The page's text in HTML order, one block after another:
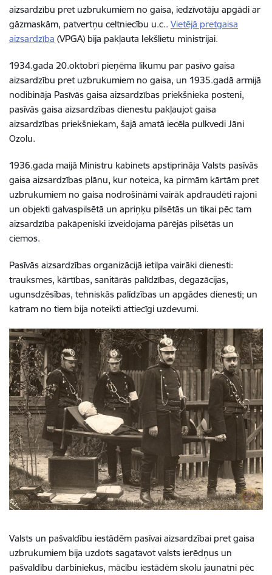
aizsardzību pret uzbrukumiem no gaisa, iedzīvotāju apgādi ar
gāzmaskām, patvertņu celtniecību u.c.. Vietējā pretgaisa
aizsardzība (VPGA) bija pakļauta Iekšlietu ministrijai.
1934.gada 20.oktobrī pieņēma likumu par pasīvo gaisa
aizsardzību pret uzbrukumiem no gaisa, un 1935.gadā armijā
nodibināja Pasīvās gaisa aizsardzības priekšnieka posteni,
pasīvās gaisa aizsardzības dienestu pakļaujot gaisa
aizsardzības priekšniekam, šajā amatā iecēla pulkvedi Jāni
Ozolu.
1936.gada maijā Ministru kabinets apstiprināja Valsts pasīvās
gaisa aizsardzības plānu, kur noteica, ka pirmām kārtām pret
uzbrukumiem no gaisa nodrošināmi vairāk apdraudēti rajoni
un objekti galvaspilsētā un apriņķu pilsētās un tikai pēc tam
aizsardzība pakāpeniski izveidojama pārējās pilsētās un
ciemos.
Pasīvās aizsardzības organizācijā ietilpa vairāki dienesti:
trauksmes, kārtības, sanitārās palīdzības, degazācijas,
ugunsdzēsības, tehniskās palīdzības un apgādes dienesti; un
katram no tiem bija noteikti attiecīgi uzdevumi.
Valsts un pašvaldību iestādēm pasīvai aizsardzībai pret gaisa
uzbrukumiem bija uzdots sagatavot valsts ierēdņus un
pašvaldību darbiniekus, mācību iestādēm skolu jaunatni pēc